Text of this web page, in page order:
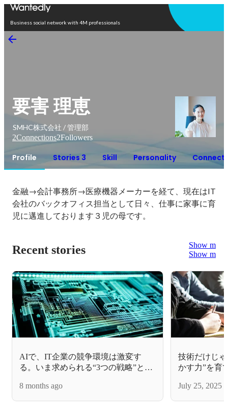
Business social network with 4M professionals
要害 理恵
SMHC株式会社 / 管理部
2Connections2Followers
Profile Stories 3 Skill Personality
金融→会計事務所→医療機器メーカーを経て、現在はIT
会社のバックオフィス担当として日々、仕事に家事に育
児に邁進しております３児の母です。
Recent stories
Show more
Show more
AIで、IT企業の競争環境は激変す
る。いま求められる“3つの戦略”と、
8 months ago
技術だけじ
かす力”を育
July 25, 2025